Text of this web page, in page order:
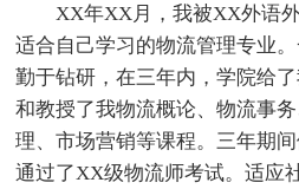
XX年XX月，我被XX外语
适合自己学习的物流管理专业
勤于钻研，在三年内，学院给
和教授了我物流概论、物流事
理、市场营销等课程。三年期
通过了XX级物流师考试。适应